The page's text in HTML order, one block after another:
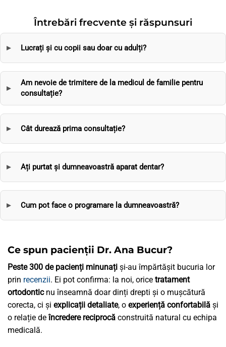
Întrebări frecvente și răspunsuri
Lucrați și cu copii sau doar cu adulți?
Am nevoie de trimitere de la medicul de familie pentru
consultație?
Cât durează prima consultație?
Ați purtat și dumneavoastră aparat dentar?
Cum pot face o programare la dumneavoastră?
Ce spun pacienții Dr. Ana Bucur?
Peste 300 de pacienți minunați și-au împărtășit bucuria lor
prin recenzii. Ei pot confirma: la noi, orice tratament
ortodonticnu înseamnă doar dinți drepti și o mușcătură
corecta, ci și explicații detaliate, o experiență confortabilă și
o relație deîncredere reciprocă construită natural cu echipa
medicală.